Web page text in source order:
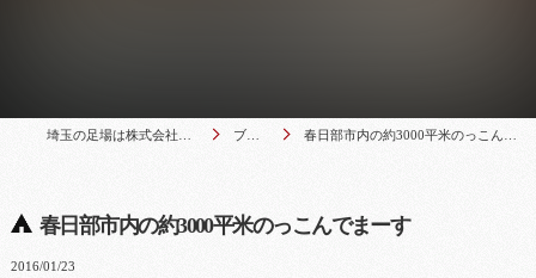
埼玉の足場は株式会社寿建設 ブログ 春日部市内の約3000平米のっこんでまーす
春日部市内の約3000平米のっこんでまーす
2016/01/23